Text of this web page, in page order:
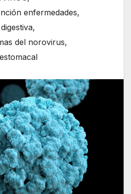
enfermedades,
,
del norovirus,